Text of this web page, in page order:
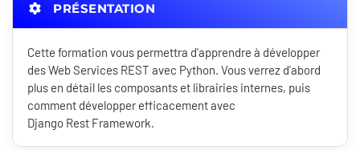
PRÉSENTATION
Cette formation vous permettra d'apprendre à développer
des Web Services REST avec Python. Vous verrez d'abord
plus en détail les composants et librairies internes, puis
comment développer efficacement avec
Django Rest Framework.